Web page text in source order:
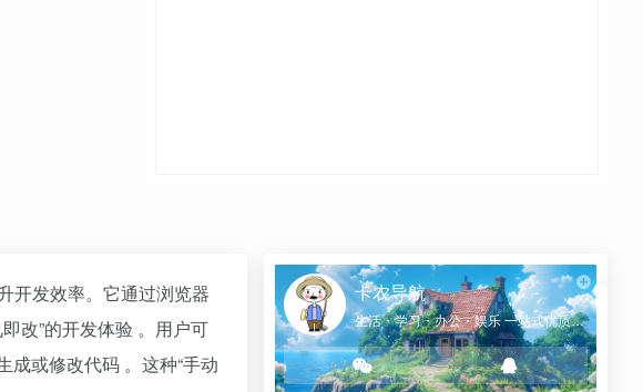
开发效率。它通过浏览器
改”的开发体验 。用户可
成或修改代码 。这种“手动
卡农导航
生活・学习・办公・娱乐 一站式优质网址导航